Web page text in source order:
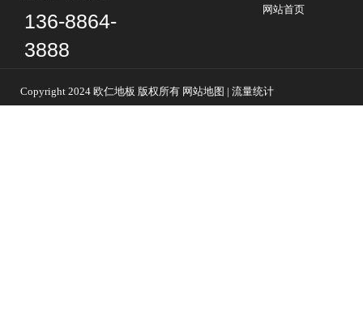
136-8864-
3888
网站首页
Copyright 2024 欧仁地板 版权所有 网站地图 | 流量统计